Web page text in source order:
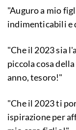
"Auguro a mio
indimenticabili e
"Che il 2023 sia
piccola cosa
anno, tesoro!"
"Che il 2023 ti
ispirazione per